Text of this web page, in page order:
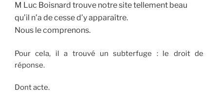
M Luc Boisnard trouve notre site tellement beau
qu’il n’a de cesse d’y apparaître.
Nous le comprenons.
Pour cela, il a trouvé un subterfuge : le droit de
réponse.
Dont acte.